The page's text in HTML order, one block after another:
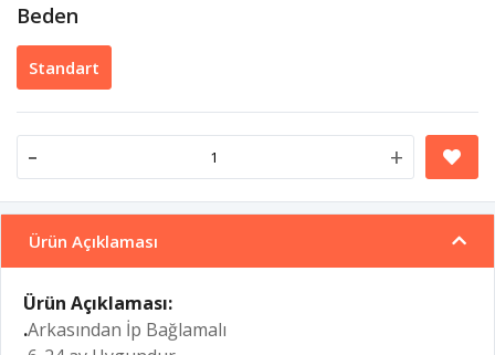
Beden
Standart
- +
Ürün Açıklaması
Ürün Açıklaması:
.Arkasından İp Bağlamalı